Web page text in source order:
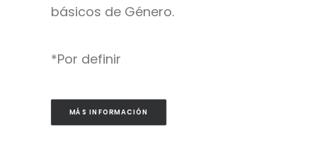
básicos de Género.
*Por definir
MÁS INFORMACIÓN